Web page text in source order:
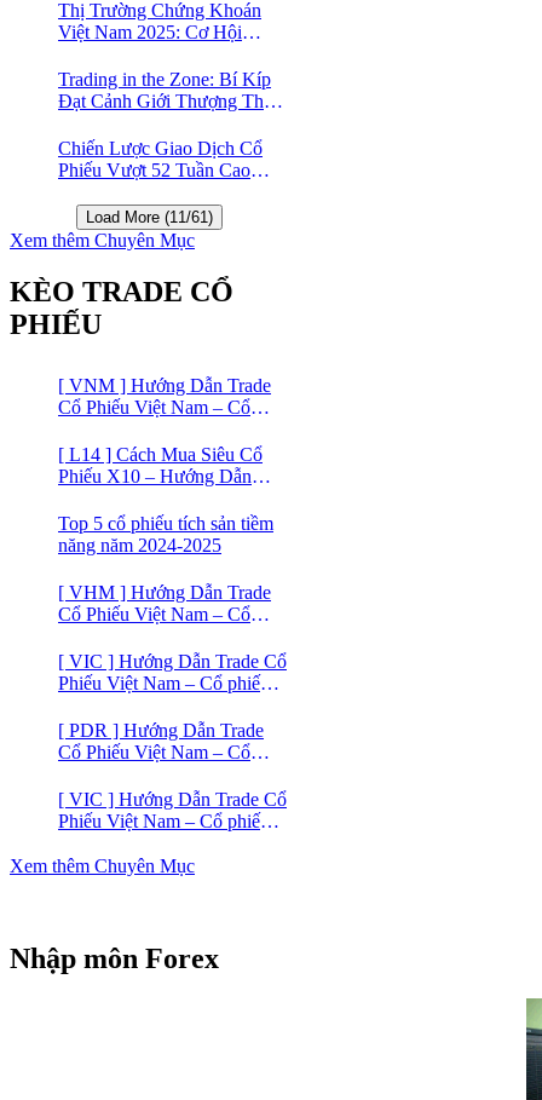
Thị Trường Chứng Khoán
Việt Nam 2025: Cơ Hội
Index 🤑
Trading in the Zone: Bí Kíp
Đạt Cảnh Giới Thượng Thừa
Chiến Lược Giao Dịch Cổ
Phiếu Vượt 52 Tuần Cao
ScreenerLoad More (11/61)
Xem thêm Chuyên Mục
KÈO TRADE CỔ
PHIẾU
[ VNM ] Hướng Dẫn Trade
Cổ Phiếu Việt Nam – Cổ
[ L14 ] Cách Mua Siêu Cổ
Phiếu X10 – Hướng Dẫn
Cổ phiếu BĐS Licogi 14
Top 5 cổ phiếu tích sản tiềm
năng năm 2024-2025
[ VHM ] Hướng Dẫn Trade
Cổ Phiếu Việt Nam – Cổ
[ VIC ] Hướng Dẫn Trade Cổ
Phiếu Việt Nam – Cổ phiếu
[ PDR ] Hướng Dẫn Trade
Cổ Phiếu Việt Nam – Cổ
[ VIC ] Hướng Dẫn Trade Cổ
Phiếu Việt Nam – Cổ phiếu
Xem thêm Chuyên Mục
Nhập môn Forex